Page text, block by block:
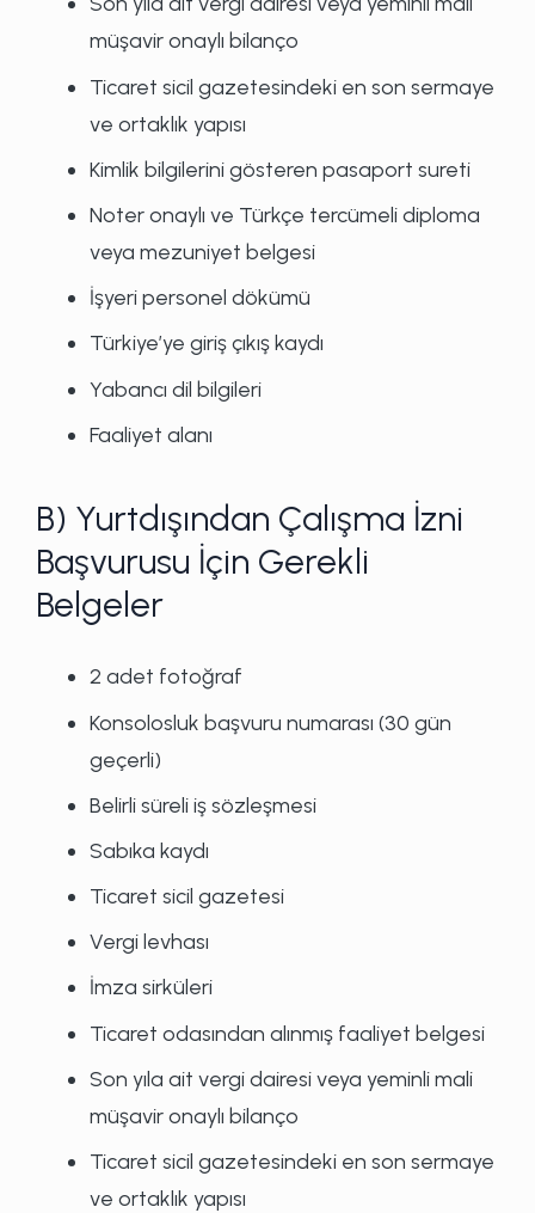
müşavir onaylı bilanço
Ticaret sicil gazetesindeki en son sermaye
ve ortaklık yapısı
Kimlik bilgilerini gösteren pasaport sureti
Noter onaylı ve Türkçe tercümeli diploma
veya mezuniyet belgesi
İşyeri personel dökümü
Türkiye’ye giriş çıkış kaydı
Yabancı dil bilgileri
Faaliyet alanı
B) Yurtdışından Çalışma İzni
Başvurusu İçin Gerekli
Belgeler
2 adet fotoğraf
Konsolosluk başvuru numarası (30 gün
geçerli)
Belirli süreli iş sözleşmesi
Sabıka kaydı
Ticaret sicil gazetesi
Vergi levhası
İmza sirküleri
Ticaret odasından alınmış faaliyet belgesi
Son yıla ait vergi dairesi veya yeminli mali
müşavir onaylı bilanço
Ticaret sicil gazetesindeki en son sermaye
ve ortaklık yapısı